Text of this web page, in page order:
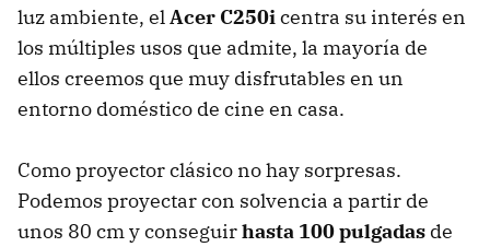
luz ambiente, elAcer C250icentra su interés en
los múltiples usos que admite, la mayoría de
ellos creemos que muy disfrutables en un
entorno doméstico de cine en casa.
Como proyector clásico no hay sorpresas.
Podemos proyectar con solvencia a partir de
unos 80 cm y conseguirhasta 100 pulgadas de